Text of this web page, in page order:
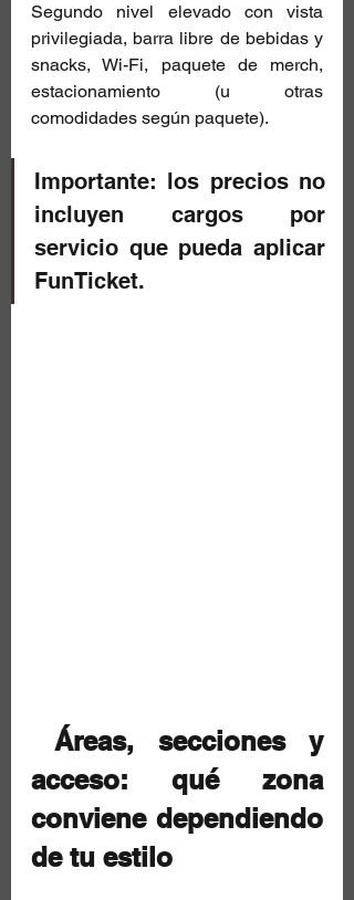
Segundo nivel elevado con vista
privilegiada, barra libre de bebidas y
snacks, Wi-Fi, paquete de merch,
estacionamiento (u otras
comodidades según paquete).
Importante: los precios no
incluyen cargos por
servicio que pueda aplicar
FunTicket.
Áreas, secciones y
acceso: qué zona
conviene dependiendo
de tu estilo